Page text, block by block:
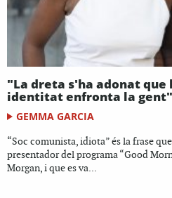
"La dreta s'ha adonat
identitat enfronta la gent"
GEMMA GARCIA
“Soc comunista, idiota” és la frase
presentador del programa “Good
Morgan, i que es va...